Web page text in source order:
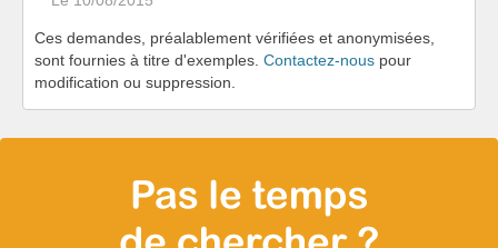
Ces demandes, préalablement vérifiées et anonymisées,
sont fournies à titre d'exemples. Contactez-nous pour
modification ou suppression.